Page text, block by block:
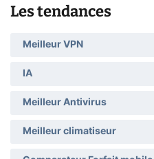
Les tendances
Meilleur VPN
IA
Meilleur Antivirus
Meilleur climatiseur